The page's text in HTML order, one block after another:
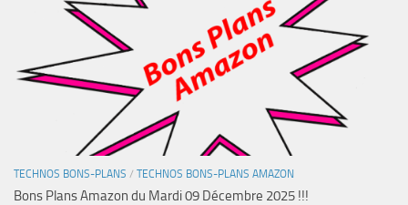
TECHNOS BONS-PLANS / TECHNOS BONS-PLANS AMAZON
Bons Plans Amazon du Mardi 09 Décembre 2025 !!!